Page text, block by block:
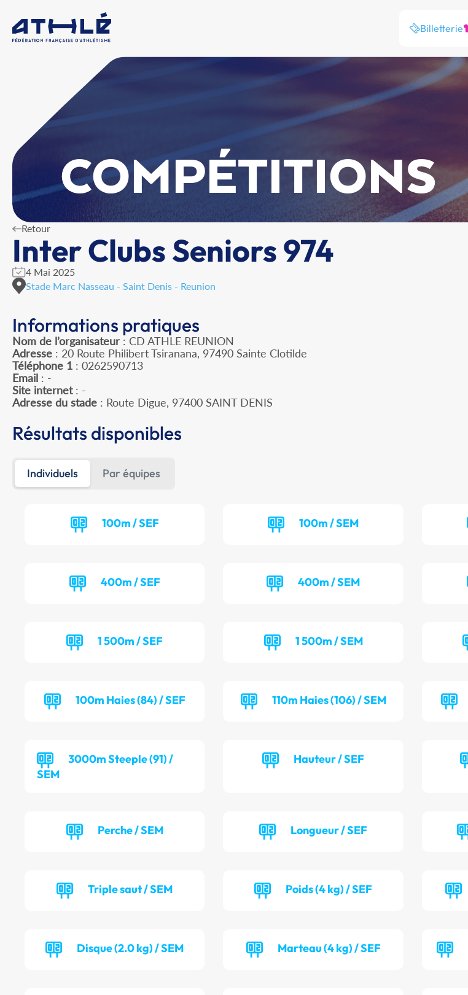
Billetterie
COMPÉTITIONS
Retour
Inter Clubs Seniors 974
4 Mai 2025
Stade Marc Nasseau - Saint Denis - Reunion
Informations pratiques
Nom de l’organisateur : CD ATHLE REUNION
Adresse : 20 Route Philibert Tsiranana, 97490 Sainte Clotilde
Téléphone 1 : 0262590713
Email : -
Site internet: -
Adresse du stade : Route Digue, 97400 SAINT DENIS
Résultats disponibles
Individuels Par équipes
100m / SEF 100m / SEM
400m / SEF 400m / SEM
1 500m / SEF 1 500m / SEM
100m Haies (84) / SEF 110m Haies (106) / SEM
3000m Steeple (91) /
SEM
Hauteur / SEF
Perche / SEM Longueur / SEF
Triple saut / SEM Poids (4 kg) / SEF
Disque (2.0 kg) / SEM Marteau (4 kg) / SEF